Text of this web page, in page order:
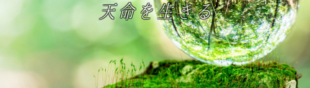
天命を生きる